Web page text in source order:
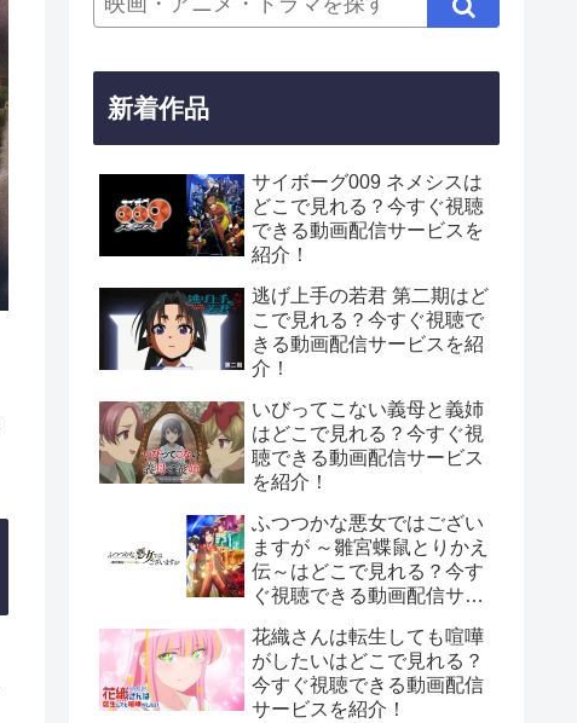
新着作品
サイボーグ009 ネメシスは
どこで見れる？今すぐ視聴
できる動画配信サービスを
紹介！
逃げ上手の若君 第二期はど
こで見れる？今すぐ視聴で
きる動画配信サービスを紹
介！
いびってこない義母と義姉
はどこで見れる？今すぐ視
聴できる動画配信サービス
を紹介！
ふつつかな悪女ではござい
ますが ～雛宮蝶鼠とりかえ
伝～はどこで見れる？今す
ぐ視聴できる動画配信サー
花織さんは転生しても喧嘩
がしたいはどこで見れる？
今すぐ視聴できる動画配信
サービスを紹介！